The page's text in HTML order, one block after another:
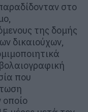
στο
της δομής
δικαιούχων,
που
οποίο